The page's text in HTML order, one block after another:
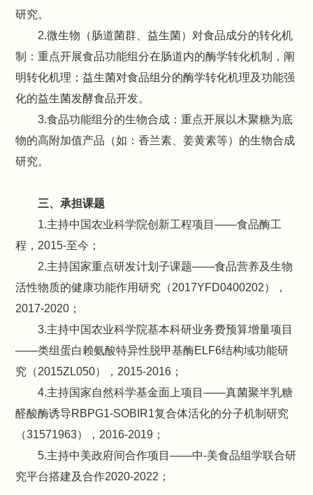
研究。
2.微生物（肠道菌群、益生菌）对食品成分的转化机
制：重点开展食品功能组分在肠道内的酶学转化机制，阐
明转化机理；益生菌对食品组分的酶学转化机理及功能强
化的益生菌发酵食品开发。
3.食品功能组分的生物合成：重点开展以木聚糖为底
物的高附加值产品（如：香兰素、姜黄素等）的生物合成
研究。
三、承担课题
1.主持中国农业科学院创新工程项目——食品酶工
程，2015-至今；
2.主持国家重点研发计划子课题——食品营养及生物
活性物质的健康功能作用研究（2017YFD0400202），
2017-2020；
3.主持中国农业科学院基本科研业务费预算增量项目
——类组蛋白赖氨酸特异性脱甲基酶ELF6结构域功能研
究（2015ZL050），2015-2016；
4.主持国家自然科学基金面上项目——真菌聚半乳糖
醛酸酶诱导RBPG1-SOBIR1复合体活化的分子机制研究
（31571963），2016-2019；
5.主持中美政府间合作项目——中-美食品组学联合研
究平台搭建及合作2020-2022；